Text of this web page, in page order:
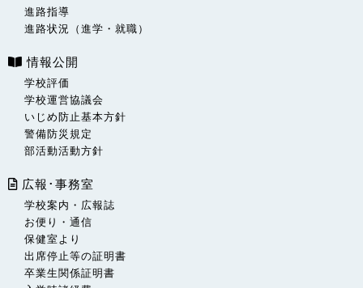
進路指導
進路状況（進学・就職）
情報公開
学校評価
学校運営協議会
いじめ防止基本方針
警備防災規定
部活動活動方針
広報･事務室
学校案内・広報誌
お便り・通信
保健室より
出席停止等の証明書
卒業生関係証明書